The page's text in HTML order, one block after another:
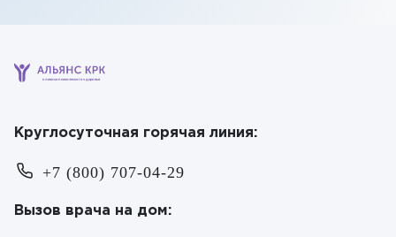
клиника психического здоровья
Круглосуточная горячая линия:
+7 (800) 707-04-29
Вызов врача на дом: